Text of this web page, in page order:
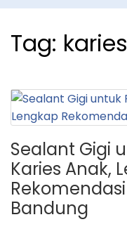
Tag:
Sealant Gigi
Karies Anak,
Bandung